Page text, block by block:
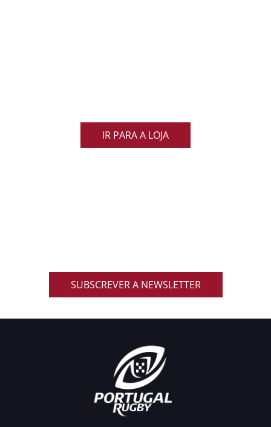
IR PARA A LOJA
SUBSCREVER A NEWSLETTER